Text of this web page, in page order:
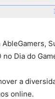
AbleGamers,
Dia do
a
online.